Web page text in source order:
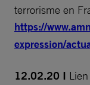
terrorisme en
https://
expression/
12.02.20 I